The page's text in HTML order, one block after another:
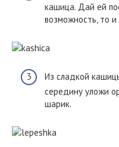
кашица. Дай ей
возможность, то
Из сладкой
середину уложи
шарик.